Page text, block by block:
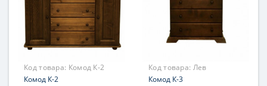
Код товара: Комод К-2
Комод К-2
Код товара: Лев
Комод К-3